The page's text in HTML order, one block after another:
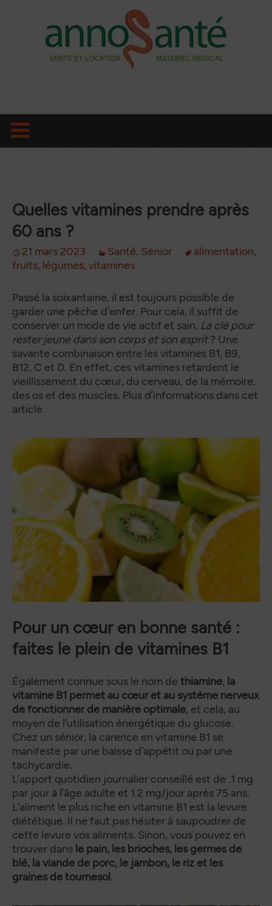
contenu
Quelles vitamines prendre après
60 ans ?
21 mars 2023 Santé, Sénior alimentation,
fruits, légumes, vitamines
Passé la soixantaine, il est toujours possible de
garder une pêche d’enfer. Pour cela, il suffit de
conserver un mode de vie actif et sain. La clé pour
rester jeune dans son corps et son esprit? Une
savante combinaison entre les vitamines B1, B9,
B12, C et D. En effet, ces vitamines retardent le
vieillissement du cœur, du cerveau, de la mémoire,
des os et des muscles. Plus d’informations dans cet
article.
Pour un cœur en bonne santé :
faites le plein de vitamines B1
Également connue sous le nom de thiamine, la
vitamine B1 permet au cœur et au système nerveux
de fonctionner de manière optimale, et cela, au
moyen de l’utilisation énergétique du glucose.
Chez un sénior, la carence en vitamine B1 se
manifeste par une baisse d’appétit ou par une
tachycardie.
L’apport quotidien journalier conseillé est de .1 mg
par jour à l’âge adulte et 1.2 mg/jour après 75 ans.
L’aliment le plus riche en vitamine B1 est la levure
diététique. Il ne faut pas hésiter à saupoudrer de
cette levure vos aliments. Sinon, vous pouvez en
trouver dans le pain, les brioches, les germes de
blé, la viande de porc, le jambon, le riz et les
graines de tournesol .